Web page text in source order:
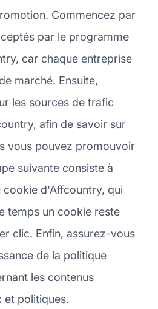
Commencez par
par le programme
car chaque entreprise
marché. Ensuite,
les sources de trafic
afin de savoir sur
vous pouvez promouvoir
suivante consiste à
cookie d'Affcountry, qui
temps un cookie reste
clic. Enfin, assurez-vous
de la politique
les contenus
et politiques.